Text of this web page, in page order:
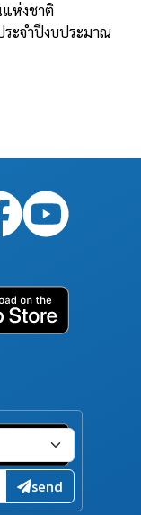
ห่งชาติ
ะจำปีงบประมาณ
send